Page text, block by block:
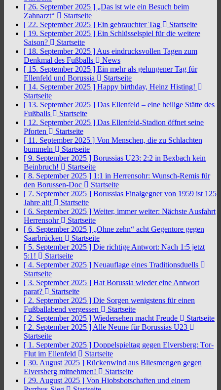
[ 26. September 2025 ] „Das ist wie ein Besuch beim
Zahnarzt“
Startseite
[ 22. September 2025 ] Ein gebrauchter Tag
Startseite
[ 19. September 2025 ] Ein Schlüsselspiel für die weitere
Saison?
Startseite
[ 18. September 2025 ] Aus eindrucksvollen Tagen zum
Denkmal des Fußballs
News
[ 15. September 2025 ] Ein mehr als gelungener Tag für
Ellenfeld und Borussia
Startseite
[ 14. September 2025 ] Happy birthday, Heinz Histing!
Startseite
[ 13. September 2025 ] Das Ellenfeld – eine heilige Stätte des
Fußballs
Startseite
[ 12. September 2025 ] Das Ellenfeld-Stadion öffnet seine
Pforten
Startseite
[ 11. September 2025 ] Von Menschen, die zu Schlachten
bummeln
Startseite
[ 9. September 2025 ] Borussias U23: 2:2 in Bexbach kein
Beinbruch!
Startseite
[ 8. September 2025 ] 1:1 in Herrensohr: Wunsch-Remis für
den Borussen-Doc
Startseite
[ 7. September 2025 ] Borussias Finalgegner von 1959 ist 125
Jahre alt!
Startseite
[ 6. September 2025 ] Weiter, immer weiter: Nächste Ausfahrt
Herrensohr
Startseite
[ 6. September 2025 ] „Ohne zehn“ acht Gegentore gegen
Saarbrücken
Startseite
[ 5. September 2025 ] Die richtige Antwort: Nach 1:5 jetzt
5:1!
Startseite
[ 4. September 2025 ] Neuauflage eines Traditionsduells
Startseite
[ 3. September 2025 ] Hat Borussia wieder eine Antwort
parat?
Startseite
[ 2. September 2025 ] Die Sorgen wenigstens für einen
Fußballabend vergessen
Startseite
[ 2. September 2025 ] Wiedersehen macht Freude
Startseite
[ 2. September 2025 ] Alle Neune für Borussias U23
Startseite
[ 1. September 2025 ] Doppelspieltag gegen Elversberg: Tor-
Flut im Ellenfeld
Startseite
[ 30. August 2025 ] Rückenwind aus Bliesmengen gegen
Elversberg mitnehmen!
Startseite
[ 29. August 2025 ] Von Hiobsbotschaften und einem